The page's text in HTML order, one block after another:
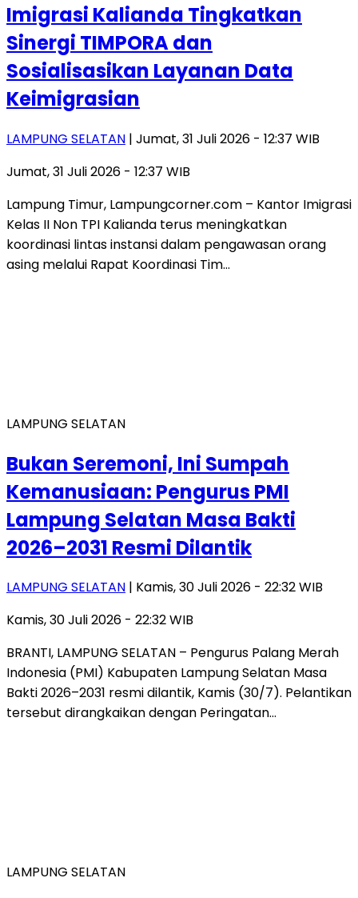
Imigrasi Kalianda Tingkatkan
Sinergi TIMPORA dan
Sosialisasikan Layanan Data
Keimigrasian
LAMPUNG SELATAN | Jumat, 31 Juli 2026 - 12:37 WIB
Jumat, 31 Juli 2026 - 12:37 WIB
Lampung Timur, Lampungcorner.com – Kantor Imigrasi
Kelas II Non TPI Kalianda terus meningkatkan
koordinasi lintas instansi dalam pengawasan orang
asing melalui Rapat Koordinasi Tim…
LAMPUNG SELATAN
Bukan Seremoni, Ini Sumpah
Kemanusiaan: Pengurus PMI
Lampung Selatan Masa Bakti
2026–2031 Resmi Dilantik
LAMPUNG SELATAN | Kamis, 30 Juli 2026 - 22:32 WIB
Kamis, 30 Juli 2026 - 22:32 WIB
BRANTI, LAMPUNG SELATAN – Pengurus Palang Merah
Indonesia (PMI) Kabupaten Lampung Selatan Masa
Bakti 2026–2031 resmi dilantik, Kamis (30/7). Pelantikan
tersebut dirangkaikan dengan Peringatan…
LAMPUNG SELATAN